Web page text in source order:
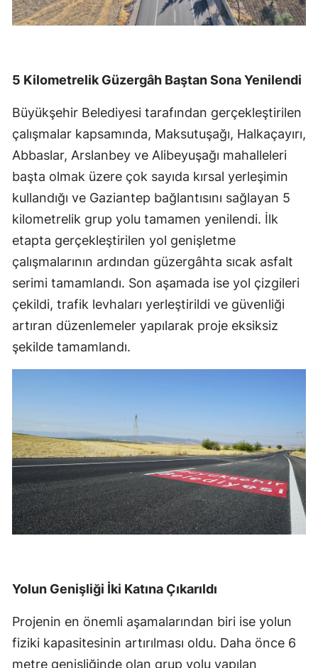
5 Kilometrelik Güzergâh Baştan Sona Yenilendi
Büyükşehir Belediyesi tarafından gerçekleştirilen
çalışmalar kapsamında, Maksutuşağı, Halkaçayırı,
Abbaslar, Arslanbey ve Alibeyuşağı mahalleleri
başta olmak üzere çok sayıda kırsal yerleşimin
kullandığı ve Gaziantep bağlantısını sağlayan 5
kilometrelik grup yolu tamamen yenilendi. İlk
etapta gerçekleştirilen yol genişletme
çalışmalarının ardından güzergâhta sıcak asfalt
serimi tamamlandı. Son aşamada ise yol çizgileri
çekildi, trafik levhaları yerleştirildi ve güvenliği
artıran düzenlemeler yapılarak proje eksiksiz
şekilde tamamlandı.
Yolun Genişliği İki Katına Çıkarıldı
Projenin en önemli aşamalarından biri ise yolun
fiziki kapasitesinin artırılması oldu. Daha önce 6
metre genişliğinde olan grup yolu yapılan